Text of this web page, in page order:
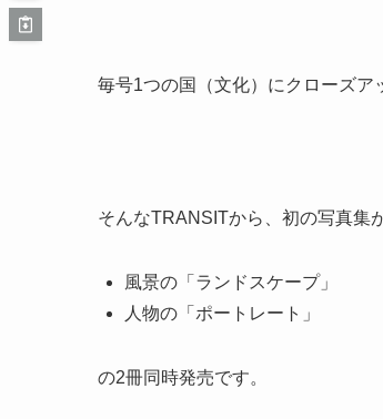
毎号1つの国（文化）にクローズア
そんなTRANSITから、初の写真集
風景の「ランドスケープ」
人物の「ポートレート」
の2冊同時発売です。